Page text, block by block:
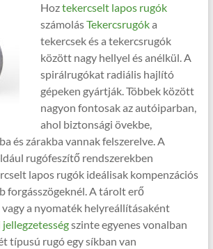
Hoztekercselt lapos rugók
számolásTekercsrugóka
tekercsek és a tekercsrugók
között nagy hellyel és anélkül. A
spirálrugókat radiális hajlító
gépeken gyártják. Többek között
nagyon fontosak az autóiparban,
ahol biztonsági övekbe,
és zárakba vannak felszerelve. A
rugófeszítő rendszerekben
lapos rugók ideálisak kompenzációs
forgásszögeknél. A tárolt erő
a nyomaték helyreállításaként
jellegzetességszinte egyenes vonalban
típusú rugó egy síkban van